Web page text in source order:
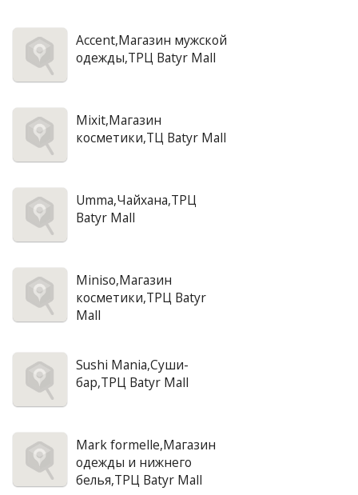
Accent,Магазин мужской
одежды,ТРЦ Batyr Mall
Mixit,Магазин
косметики,ТЦ Batyr Mall
Umma,Чайхана,ТРЦ
Batyr Mall
Miniso,Магазин
косметики,ТРЦ Batyr
Mall
Sushi Mania,Суши-
бар,ТРЦ Batyr Mall
Mark formelle,Магазин
одежды и нижнего
белья,ТРЦ Batyr Mall